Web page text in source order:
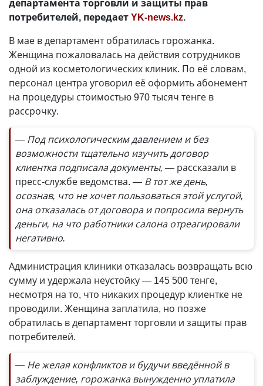
департамента торговли и защиты прав
потребителей, передаетYK-news.kz.
В мае в департамент обратилась горожанка.
Женщина пожаловалась на действия сотрудников
одной из косметологических клиник. По её словам,
персонал центра уговорил её оформить абонемент
на процедуры стоимостью 970 тысяч тенге в
рассрочку.
— Под психологическим давлением и без
возможности тщательно изучить договор
клиентка подписала документы, — рассказали в
пресс-службе ведомства. — В тот же день,
осознав, что не хочет пользоваться этой услугой,
она отказалась от договора и попросила вернуть
деньги, на что работники салона отреагировали
негативно.
Администрация клиники отказалась возвращать всю
сумму и удержала неустойку — 145 500 тенге,
несмотря на то, что никаких процедур клиентке не
проводили. Женщина заплатила, но позже
обратилась в департамент торговли и защиты прав
потребителей.
— Не желая конфликтов и будучи введённой в
заблуждение, горожанка вынужденно уплатила